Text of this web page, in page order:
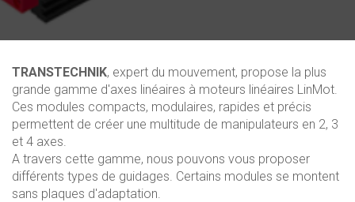
TRANSTECHNIK, expert du mouvement, propose la plus
grande gamme d'axes linéaires à moteurs linéaires LinMot.
Ces modules compacts, modulaires, rapides et précis
permettent de créer une multitude de manipulateurs en 2, 3
et 4 axes.
A travers cette gamme, nous pouvons vous proposer
différents types de guidages. Certains modules se montent
sans plaques d'adaptation.